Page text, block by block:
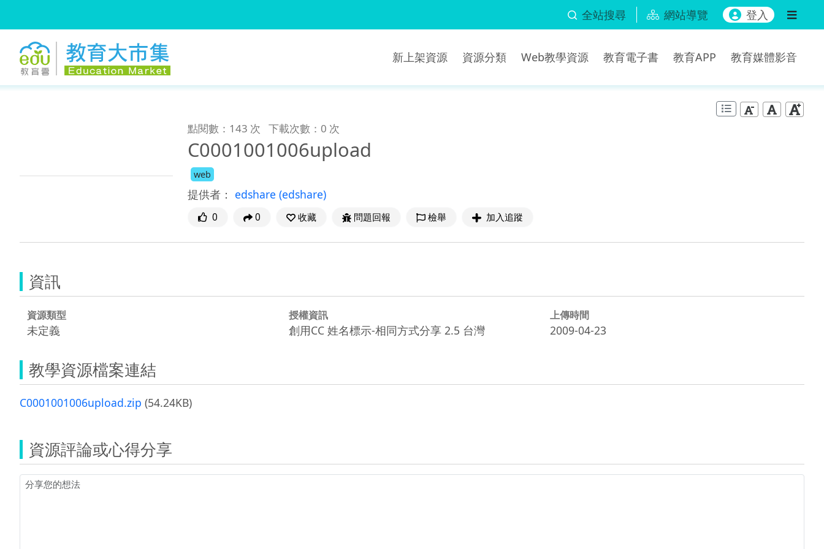
全站搜尋 網站導覽 登入
新上架資源 資源分類 Web教學資源 教育電子書 教育APP 教育媒體影音
點閱數：143 次 下載次數：0 次
C0001001006upload
web
提供者： edshare (edshare)
0 0 收藏 問題回報 檢舉 加入追蹤
資訊
資源類型
未定義
授權資訊
創用CC 姓名標示-相同方式分享 2.5 台灣
上傳時間
2009-04-23
教學資源檔案連結
C0001001006upload.zip (54.24KB)
資源評論或心得分享